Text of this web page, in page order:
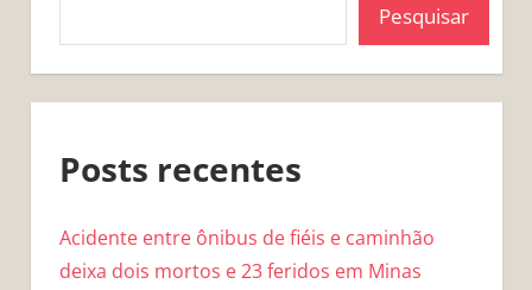
Pesquisar
Posts recentes
Acidente entre ônibus de fiéis e caminhão
deixa dois mortos e 23 feridos em Minas